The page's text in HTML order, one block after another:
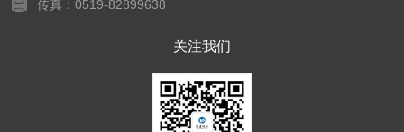
传真：0519-82899638
关注我们